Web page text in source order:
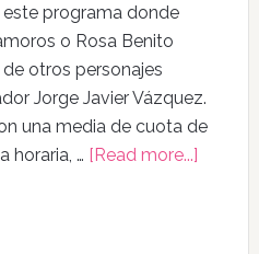
programa donde
o Rosa Benito
otros personajes
Jorge Javier Vázquez.
una media de cuota de
horaria, … [Read more...]